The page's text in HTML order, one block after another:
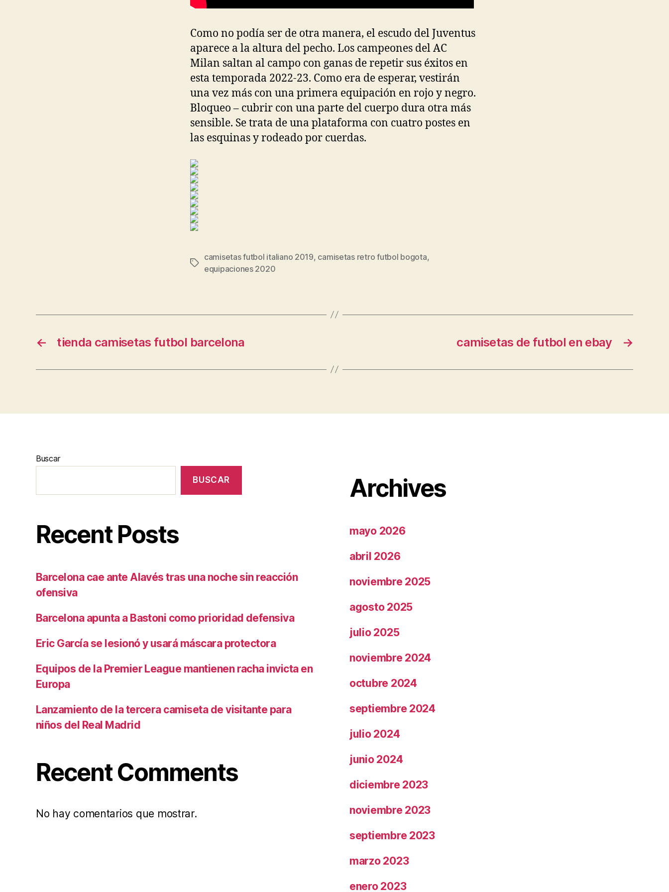
Como no podía ser de otra manera, el escudo del Juventus
aparece a la altura del pecho. Los campeones del AC
Milan saltan al campo con ganas de repetir sus éxitos en
esta temporada 2022-23. Como era de esperar, vestirán
una vez más con una primera equipación en rojo y negro.
Bloqueo – cubrir con una parte del cuerpo dura otra más
sensible. Se trata de una plataforma con cuatro postes en
las esquinas y rodeado por cuerdas.
Etiquetas
camisetas futbol italiano 2019, camisetas retro futbol bogota,
equipaciones 2020
← tienda camisetas futbol barcelona →
camisetas de futbol en ebay
Buscar
BUSCAR
Recent Posts
Barcelona cae ante Alavés tras una noche sin reacción
ofensiva
Barcelona apunta a Bastoni como prioridad defensiva
Eric García se lesionó y usará máscara protectora
Equipos de la Premier League mantienen racha invicta en
Europa
Lanzamiento de la tercera camiseta de visitante para
niños del Real Madrid
Recent Comments
No hay comentarios que mostrar.
Archives
mayo 2026
abril 2026
noviembre 2025
agosto 2025
julio 2025
noviembre 2024
octubre 2024
septiembre 2024
julio 2024
junio 2024
diciembre 2023
noviembre 2023
septiembre 2023
marzo 2023
enero 2023